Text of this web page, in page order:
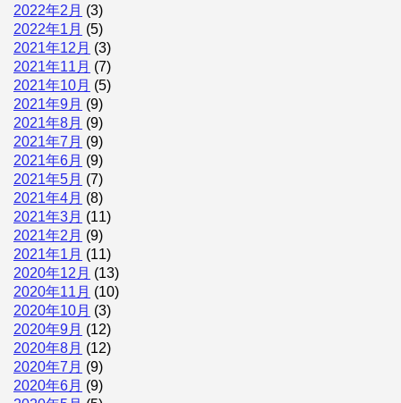
2022年2月 (3)
2022年1月 (5)
2021年12月 (3)
2021年11月 (7)
2021年10月 (5)
2021年9月 (9)
2021年8月 (9)
2021年7月 (9)
2021年6月 (9)
2021年5月 (7)
2021年4月 (8)
2021年3月 (11)
2021年2月 (9)
2021年1月 (11)
2020年12月 (13)
2020年11月 (10)
2020年10月 (3)
2020年9月 (12)
2020年8月 (12)
2020年7月 (9)
2020年6月 (9)